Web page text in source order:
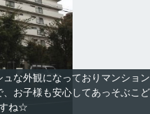
ュな外観になっておりマンション
お子様も安心してあっそぶこど
ね☆